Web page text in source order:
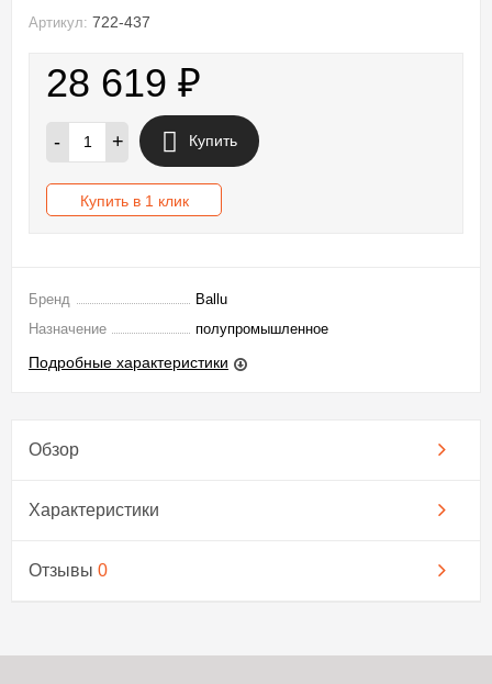
Артикул: 722-437
28 619 ₽
- + Купить
Купить в 1 клик
Бренд
Ballu
Назначение
полупромышленное
Подробные характеристики
Обзор
Характеристики
Отзывы 0